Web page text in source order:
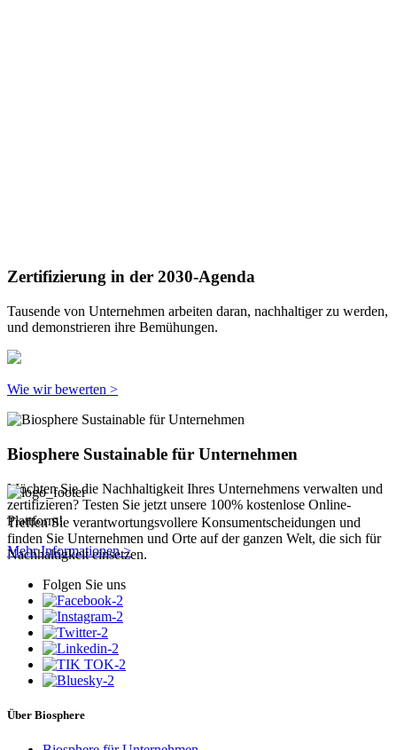
Zertifizierung in der 2030-Agenda
Tausende von Unternehmen arbeiten daran, nachhaltiger zu werden,
und demonstrieren ihre Bemühungen.
Wie wir bewerten >
Biosphere Sustainable für Unternehmen
Möchten Sie die Nachhaltigkeit Ihres Unternehmens verwalten und
zertifizieren? Testen Sie jetzt unsere 100% kostenlose Online-
Plattform!
Mehr Informationen >
Treffen Sie verantwortungsvollere Konsumentscheidungen und
finden Sie Unternehmen und Orte auf der ganzen Welt, die sich für
Nachhaltigkeit einsetzen.
Folgen Sie uns
Über Biosphere